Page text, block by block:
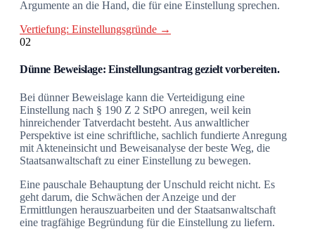
Argumente an die Hand, die für eine Einstellung sprechen.
Vertiefung: Einstellungsgründe →
02
Dünne Beweislage: Einstellungsantrag gezielt vorbereiten.
Bei dünner Beweislage kann die Verteidigung eine
Einstellung nach § 190 Z 2 StPO anregen, weil kein
hinreichender Tatverdacht besteht. Aus anwaltlicher
Perspektive ist eine schriftliche, sachlich fundierte Anregung
mit Akteneinsicht und Beweisanalyse der beste Weg, die
Staatsanwaltschaft zu einer Einstellung zu bewegen.
Eine pauschale Behauptung der Unschuld reicht nicht. Es
geht darum, die Schwächen der Anzeige und der
Ermittlungen herauszuarbeiten und der Staatsanwaltschaft
eine tragfähige Begründung für die Einstellung zu liefern.